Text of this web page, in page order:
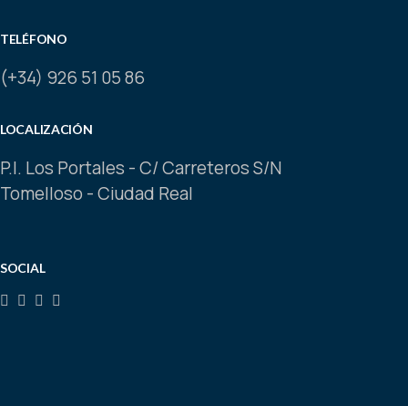
TELÉFONO
(+34) 926 51 05 86
LOCALIZACIÓN
P.I. Los Portales - C/ Carreteros S/N
Tomelloso - Ciudad Real
SOCIAL